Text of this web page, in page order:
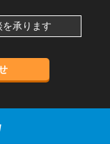
承ります